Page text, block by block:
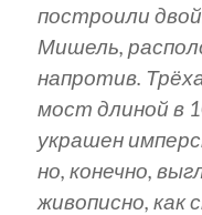
построили
Мишель,
напротив.
мост длиной в
украшен
но, конечно,
живописно, как